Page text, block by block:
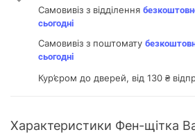
Самовивіз з відділення
сьогодні
Самовивіз з поштомату
сьогодні
Кур’єром до дверей, від 130 ₴
Характеристики Фен-щітка